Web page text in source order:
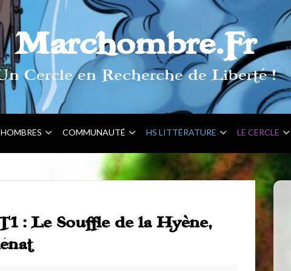
Marchombre.Fr
Cercle en Recherche de Liberté !
COMMUNAUTÉ HS LITTÉRATURE LE CERCLE
: Le Souffle de la Hyène,